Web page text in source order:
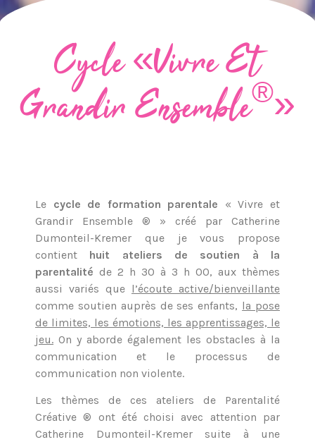
Cycle «Vivre Et
Grandir Ensemble®»
Le cycle de formation parentale « Vivre et
Grandir Ensemble ® » créé par Catherine
Dumonteil-Kremer que je vous propose
contient huit ateliers de soutien à la
parentalité de 2 h 30 à 3 h 00, aux thèmes
aussi variés que l’écoute active/bienveillante
comme soutien auprès de ses enfants, la pose
de limites, les émotions, les apprentissages, le
jeu. On y aborde également les obstacles à la
communication et le processus de
communication non violente.
Les thèmes de ces ateliers de Parentalité
Créative ® ont été choisi avec attention par
Catherine Dumonteil-Kremer suite à une